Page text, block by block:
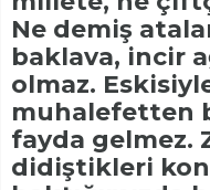
Ne demiş
baklava, incir
olmaz.
muhalefetten
fayda gelmez.
didiştikleri